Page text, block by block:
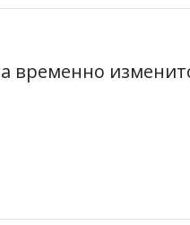
временно